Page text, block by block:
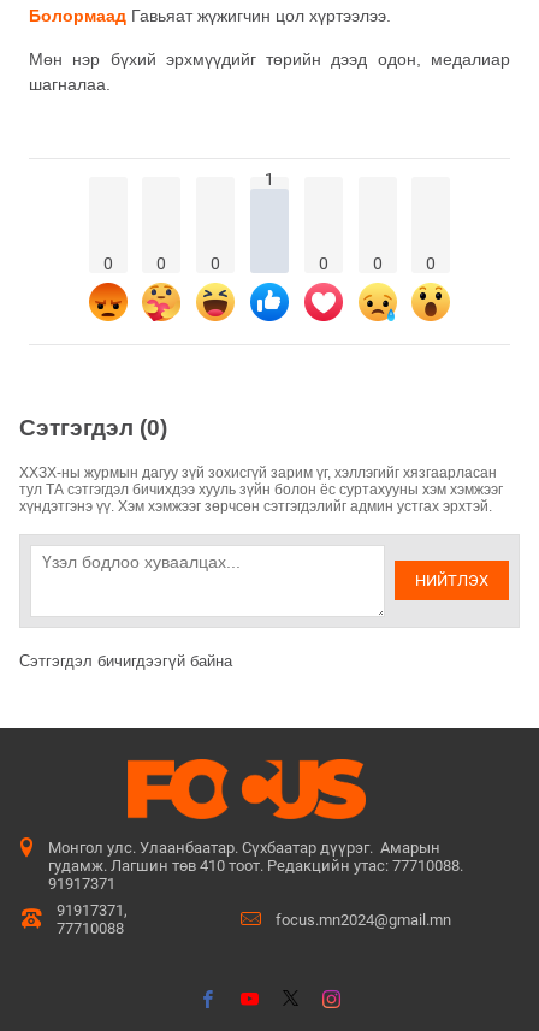
Болормаад Гавьяат жүжигчин цол хүртээлээ.
Мөн нэр бүхий эрхмүүдийг төрийн дээд одон, медалиар
шагналаа.
0 0 0
1
0 0 0
Сэтгэгдэл (0)
ХХЗХ-ны журмын дагуу зүй зохисгүй зарим үг, хэллэгийг хязгаарласан
тул ТА сэтгэгдэл бичихдээ хууль зүйн болон ёс суртахууны хэм хэмжээг
хүндэтгэнэ үү. Хэм хэмжээг зөрчсөн сэтгэгдэлийг админ устгах эрхтэй.
НИЙТЛЭХ
Сэтгэгдэл бичигдээгүй байна
Монгол улс. Улаанбаатар. Сүхбаатар дүүрэг. Амарын
гудамж. Лагшин төв 410 тоот. Редакцийн утас: 77710088.
91917371
91917371,
77710088
focus.mn2024@gmail.mn